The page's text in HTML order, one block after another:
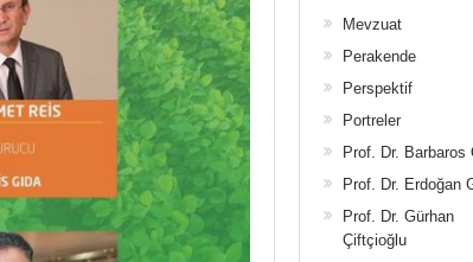
Mevzuat
Perakende
Perspektif
Portreler
Prof. Dr. Barbaros
Prof. Dr. Erdoğan
Prof. Dr. Gürhan
Çiftçioğlu